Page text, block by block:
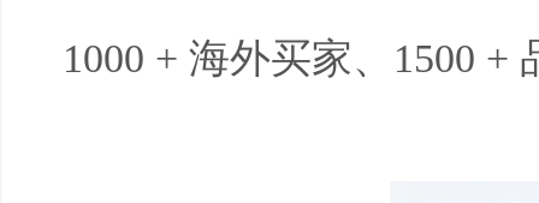
1000 + 海外买家、 1500 +